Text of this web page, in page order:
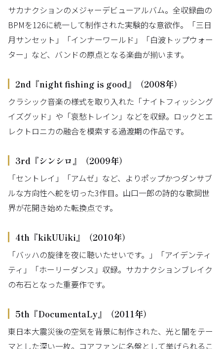
サカナクションのメジャーデビューアルバム。全収録曲の
BPMを126に統一して制作された実験的な意欲作。「三日
月サンセット」「インナーワールド」「白波トップウォー
ター」など、バンドの原点となる楽曲が揃います。
2nd『night fishing is good』（2008年）
クラシック音楽の様式を取り入れた「ナイトフィッシング
イズグッド」や「哀愁トレイン」などを収録。ロックとエ
レクトロニカの融合を模索する過渡期の作品です。
3rd『シンシロ』（2009年）
「セントレイ」「アムゼ」など、よりポップかつダンサブ
ルな方向性へ舵を切った3作目。山口一郎の詩的な歌詞世
界が花開き始めた転換点です。
4th『kikUUiki』（2010年）
「バッハの旋律を夜に聴いたせいです。」「アイデンティ
ティ」「ホーリーダンス」収録。サカナクションブレイク
の布石となった重要作です。
5th『DocumentaLy』（2011年）
東日本大震災後の空気を背景に制作された、光と闇をテー
マとした深い一枚。コアファンに名盤として挙げられるこ